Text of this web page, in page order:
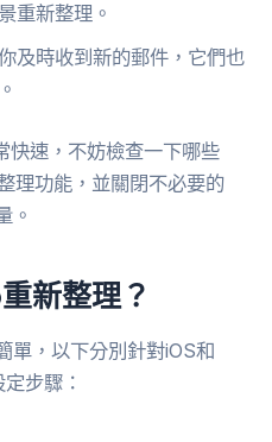
重新整理。
及時收到新的郵件，它們也
快速，不妨檢查一下哪些
理功能，並關閉不必要的
。
新整理？
單，以下分別針對iOS和
步驟：